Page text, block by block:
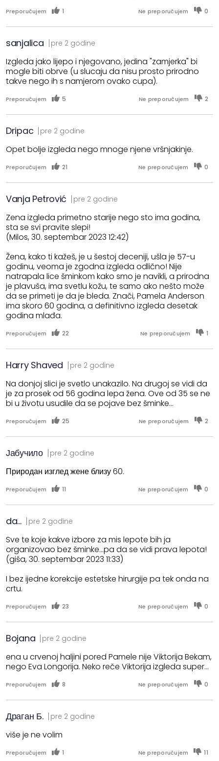
Preporučujem 1 Ne preporučujem 0
sanjalica pre 2 godine
Izgleda jako lijepo i njegovano, jedina "zamjerka" bi
mogle biti obrve (u slucaju da nisu prosto prirodno
takve nego ih s namjerom ovako cupa).
Preporučujem 5 Ne preporučujem 2
Dripac pre 2 godine
Opet bolje izgleda nego mnoge njene vršnjakinje.
Preporučujem 21 Ne preporučujem 0
Vanja Petrović pre 2 godine
Zena izgleda primetno starije nego sto ima godina,
sta se svi pravite slepi!
(Milos, 30. septembar 2023 12:42)
Žena, kako ti kažeš, je u šestoj deceniji, ušla je 57-u
godinu, veoma je zgodna izgleda odlično! Nije
natrapala lice šminkom kako smo je navikli, a prirodna
je plavuša, ima svetlu kožu, te samo ako nešto može
da se primeti je da je bleda. Znači, Pamela Anderson
ima skoro 60 godina, a definitivno izgleda desetak
godina mlađa.
Preporučujem 22 Ne preporučujem 1
Harry Shaved pre 2 godine
Na donjoj slici je svetlo unakazilo. Na drugoj se vidi da
je za prosek od 56 godina lepa žena. Ove od 35 se ne
bi u životu usudile da se pojave bez šminke...
Preporučujem 25 Ne preporučujem 2
Јабучило pre 2 godine
Природан изглед жене близу 60.
Preporučujem 11 Ne preporučujem 0
da... pre 2 godine
Sve te koje kakve izbore za mis lepote bih ja
organizovao bez šminke...pa da se vidi prava lepota!
(giša, 30. septembar 2023 11:33)
I bez ijedne korekcije estetske hirurgije pa tek onda na
crtu.
Preporučujem 23 Ne preporučujem 0
Bojana pre 2 godine
ena u crvenoj haljini pored Pamele nije Viktorija Bekam,
nego Eva Longorija. Neko reče Viktorija izgleda super...
Preporučujem 8 Ne preporučujem 0
Драган Б. pre 2 godine
više je ne volim
Preporučujem 1 Ne preporučujem 11